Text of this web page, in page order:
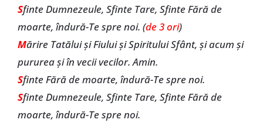
Sfinte Dumnezeule, Sfinte Tare, Sfinte Fără de
moarte, îndură-Te spre noi. (de 3 ori)
Mărire Tatălui și Fiului și Spiritului Sfânt, și acum și
pururea și în vecii vecilor. Amin.
Sfinte Fără de moarte, îndură-Te spre noi.
Sfinte Dumnezeule, Sfinte Tare, Sfinte Fără de
moarte, îndură-Te spre noi.